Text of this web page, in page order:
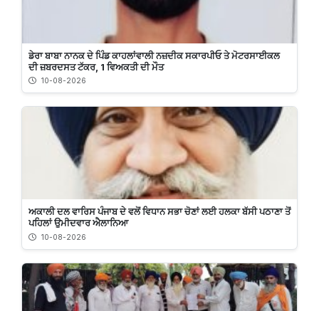
ਡੇਰਾ ਬਾਬਾ ਨਾਨਕ ਦੇ ਪਿੰਡ ਕਾਹਲਾਂਵਾਲੀ ਨਜ਼ਦੀਕ ਸਕਾਰਪੀਓ ਤੇ ਮੋਟਰਸਾਈਕਲ
ਦੀ ਜ਼ਬਰਦਸਤ ਟੱਕਰ, 1 ਵਿਅਕਤੀ ਦੀ ਮੌਤ
10-08-2026
ਅਕਾਲੀ ਦਲ ਵਾਰਿਸ ਪੰਜਾਬ ਦੇ ਵਲੋਂ ਵਿਧਾਨ ਸਭਾ ਚੋਣਾਂ ਲਈ ਹਲਕਾ ਬੱਸੀ ਪਠਾਣਾ ਤੋਂ
ਪਹਿਲਾਂ ਉਮੀਦਵਾਰ ਐਲਾਨਿਆ
10-08-2026